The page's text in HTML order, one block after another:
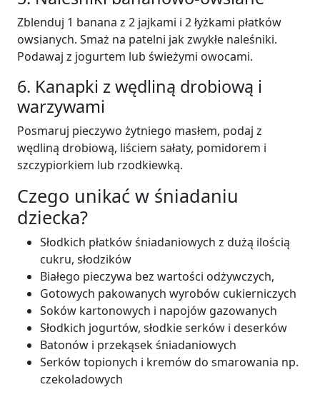
Zblenduj 1 banana z 2 jajkami i 2 łyżkami płatków
owsianych. Smaż na patelni jak zwykłe naleśniki.
Podawaj z jogurtem lub świeżymi owocami.
6. Kanapki z wędliną drobiową i
warzywami
Posmaruj pieczywo żytniego masłem, podaj z
wędliną drobiową, liściem sałaty, pomidorem i
szczypiorkiem lub rzodkiewką.
Czego unikać w śniadaniu
dziecka?
Słodkich płatków śniadaniowych z dużą ilością
cukru, słodzików
Białego pieczywa bez wartości odżywczych,
Gotowych pakowanych wyrobów cukierniczych
Soków kartonowych i napojów gazowanych
Słodkich jogurtów, słodkie serków i deserków
Batonów i przekąsek śniadaniowych
Serków topionych i kremów do smarowania np.
czekoladowych